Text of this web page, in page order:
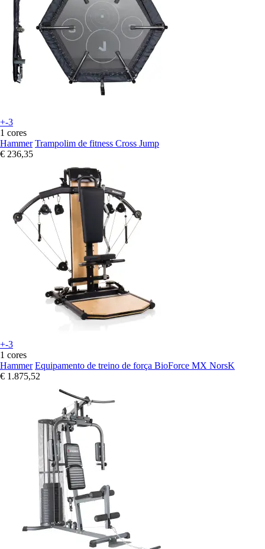
+-3
1 cores
Hammer Trampolim de fitness Cross Jump
€ 236,35
+-3
1 cores
Hammer Equipamento de treino de força BioForce MX NorsK
€ 1.875,52